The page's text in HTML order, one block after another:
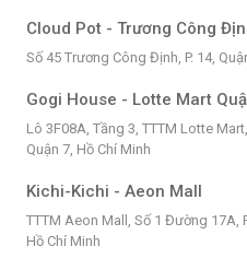
Cloud Pot - Trương Công
Số 45 Trương Công Định, P. 14,
Gogi House - Lotte Mart
Lô 3F08A, Tầng 3, TTTM Lotte
Quận 7, Hồ Chí Minh
Kichi-Kichi - Aeon Mall
TTTM Aeon Mall, Số 1 Đường 17A,
Hồ Chí Minh